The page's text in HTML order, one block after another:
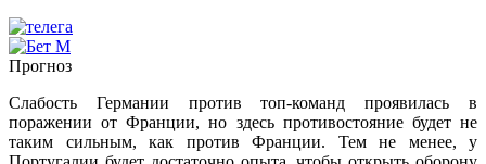
Прогноз
Слабость Германии против топ-команд проявилась в
поражении от Франции, но здесь противостояние будет не
таким сильным, как против Франции. Тем не менее, у